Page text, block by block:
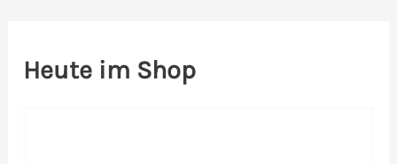
Heute im Shop